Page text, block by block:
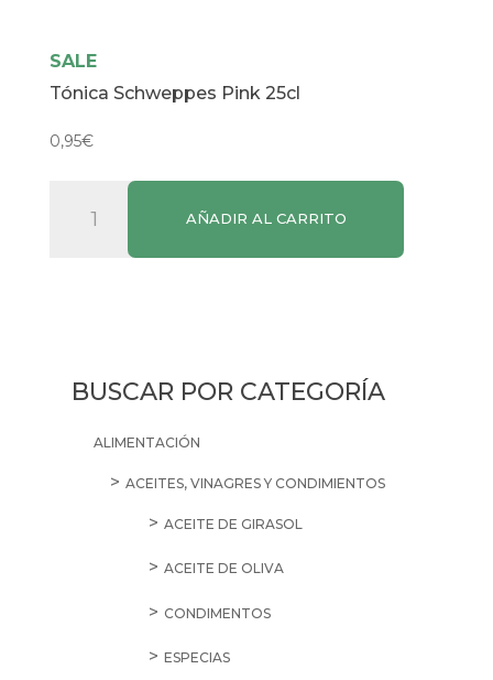
SALE
Tónica Schweppes Pink 25cl
0,95€
Schweppes
AÑADIR AL CARRITO
BUSCAR POR CATEGORÍA
ALIMENTACIÓN
ACEITES, VINAGRES Y CONDIMIENTOS
ACEITE DE GIRASOL
ACEITE DE OLIVA
CONDIMENTOS
ESPECIAS